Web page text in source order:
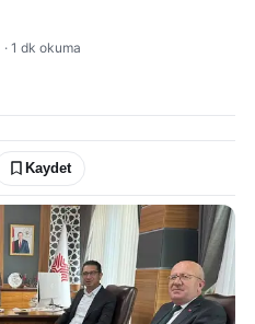
· 1 dk okuma
Kaydet